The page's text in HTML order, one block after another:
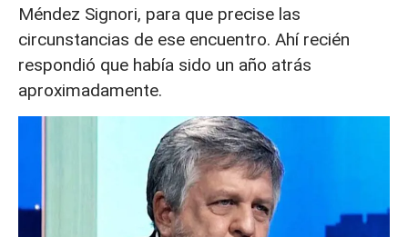
Méndez Signori, para que precise las
circunstancias de ese encuentro. Ahí recién
respondió que había sido un año atrás
aproximadamente.